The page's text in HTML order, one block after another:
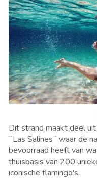
Dit strand maakt deel
¨Las Salines¨ waar de
bevoorraad heeft van
thuisbasis van 200
iconische flamingo's.